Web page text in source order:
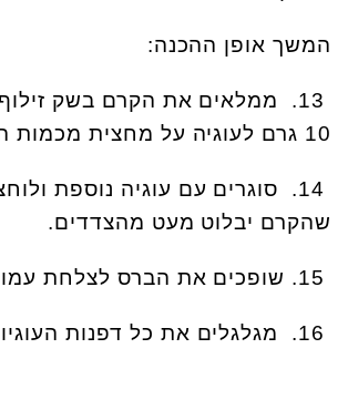
המשך אופן ההכנה:
.13
ממלאים את הקרם בשק זילוף
10 גרם לעוגיה על מחצית מכמות העוגיות
.14 סוגרים עם עוגיה נוספת
שהקרם יבלוט מעט מהצדדים.
.15 שופכים את הברס לצלחת
.16 מגלגלים את כל דפנות